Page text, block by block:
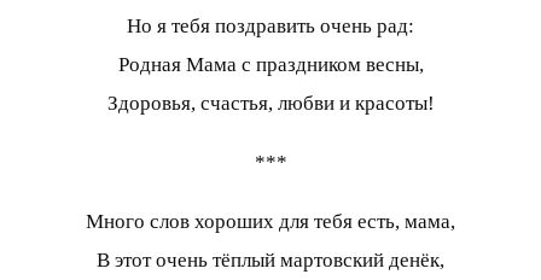
Но я тебя поздравить очень рад:
Родная Мама с праздником весны,
Здоровья, счастья, любви и красоты!
***
Много слов хороших для тебя есть, мама,
В этот очень тёплый мартовский денёк,